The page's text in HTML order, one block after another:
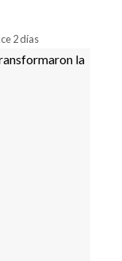
2 días